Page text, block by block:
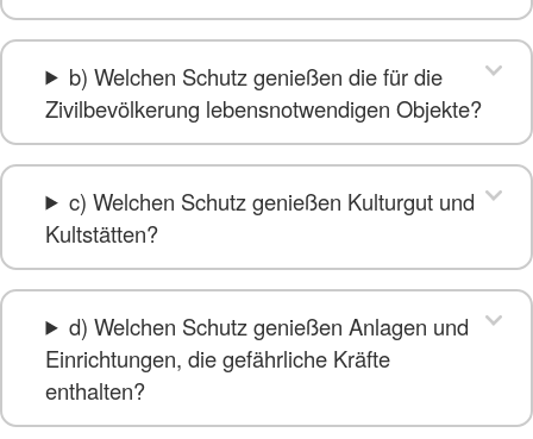
b) Welchen Schutz genießen die für die
Zivilbevölkerung lebensnotwendigen Objekte?
c) Welchen Schutz genießen Kulturgut und
Kultstätten?
d) Welchen Schutz genießen Anlagen und
Einrichtungen, die gefährliche Kräfte
enthalten?